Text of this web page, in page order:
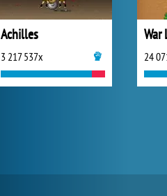
Achilles
3 217 537x
War
24